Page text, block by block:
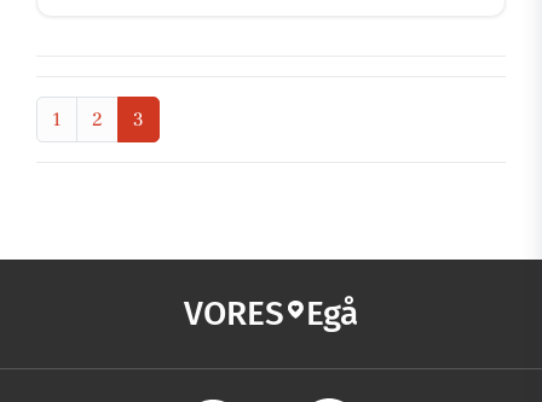
1 2 3
VORES Egå